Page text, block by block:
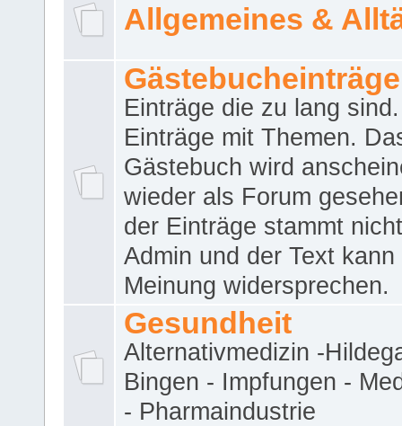
Allgemeines &
Gästebucheinträge
Einträge die zu lang
Einträge mit Themen.
Gästebuch wird
wieder als Forum
der Einträge stammt
Admin und der Text kann
Meinung widersprechen.
Gesundheit
Alternativmedizin -
Bingen - Impfungen -
- Pharmaindustrie